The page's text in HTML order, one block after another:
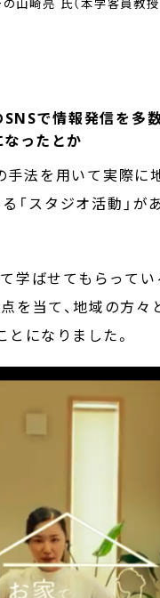
山崎亮 氏（本学客員教
で情報発信を多
ったとか
法を用いて実際に
「スタジオ活動」
ばせてもらってい
を当て、地域の方
になりました。